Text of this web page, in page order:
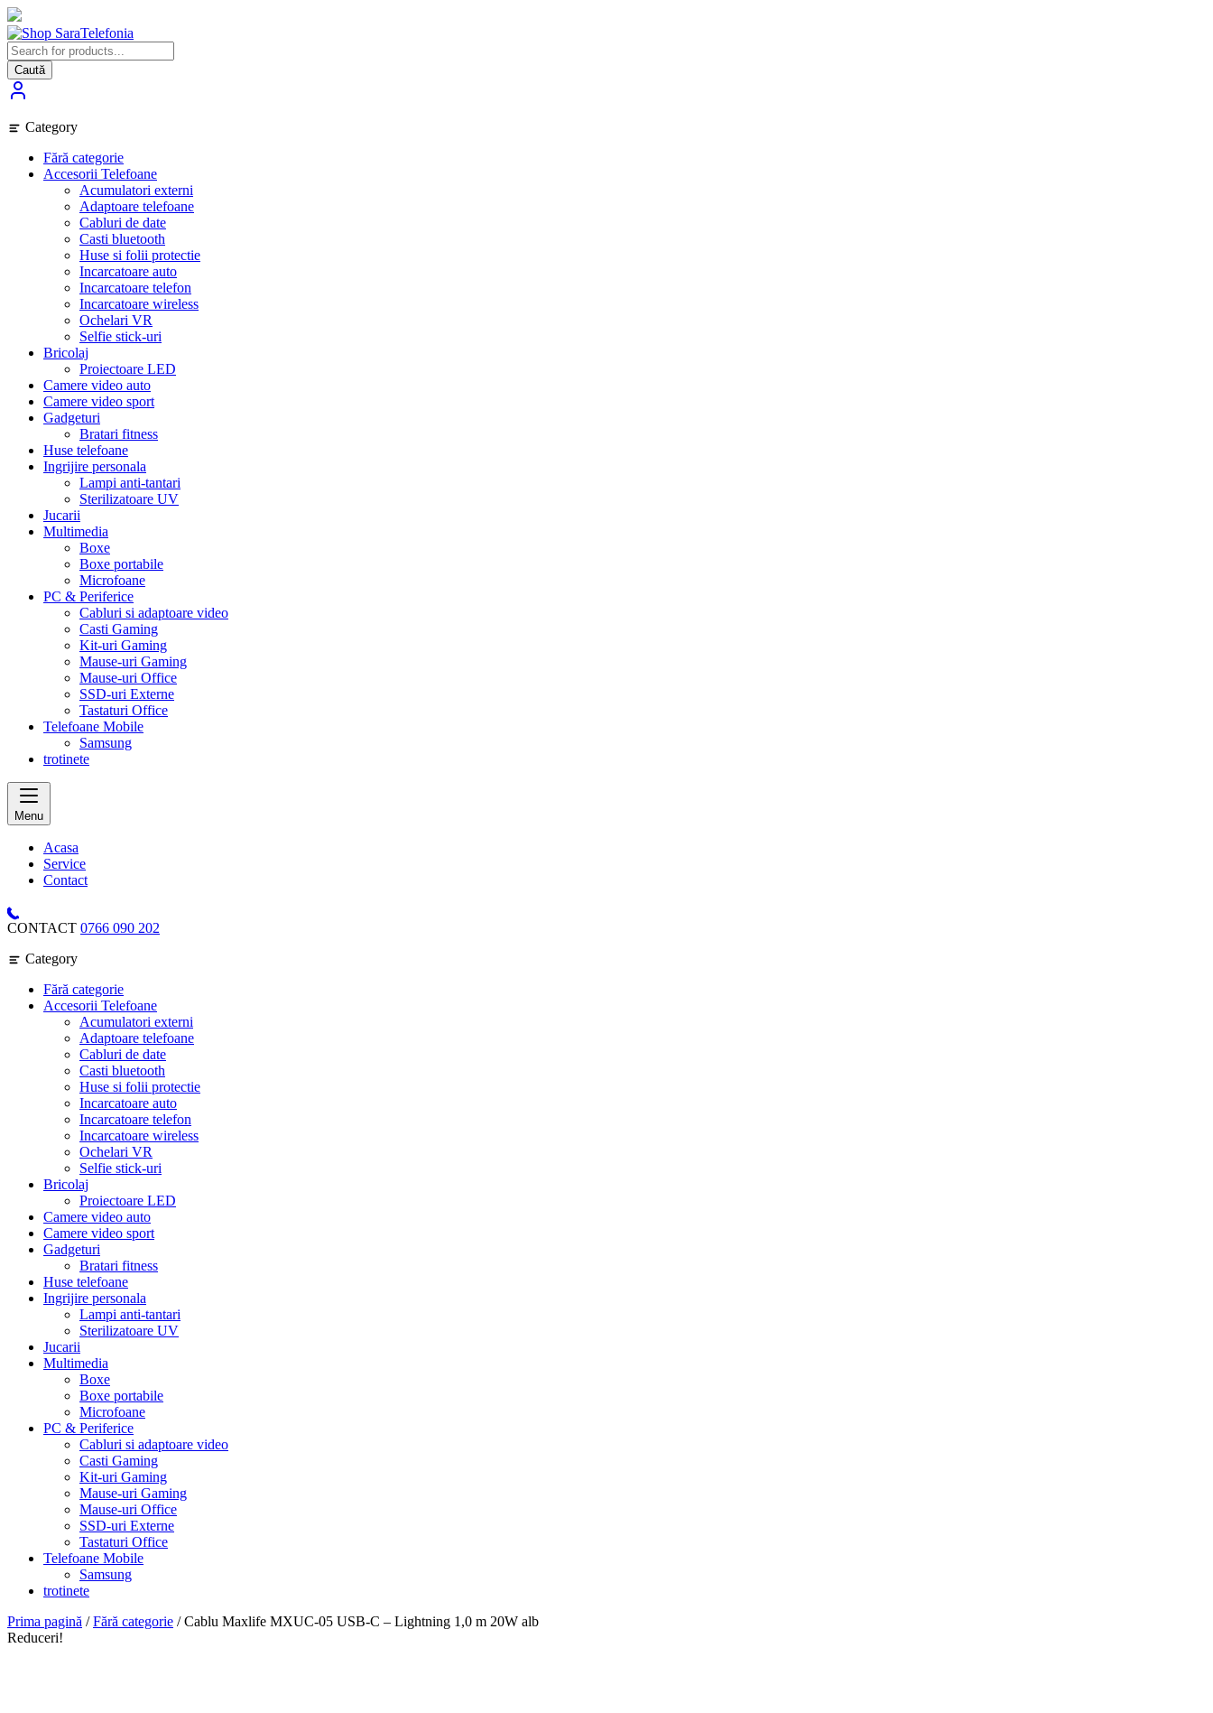
Skip
to
content
Caută
Category
Fără categorie
Accesorii Telefoane
Acumulatori externi
Adaptoare telefoane
Cabluri de date
Casti bluetooth
Huse si folii protectie
Incarcatoare auto
Incarcatoare telefon
Incarcatoare wireless
Ochelari VR
Selfie stick-uri
Bricolaj
Proiectoare LED
Camere video auto
Camere video sport
Gadgeturi
Bratari fitness
Huse telefoane
Ingrijire personala
Lampi anti-tantari
Sterilizatoare UV
Jucarii
Multimedia
Boxe
Boxe portabile
Microfoane
PC & Periferice
Cabluri si adaptoare video
Casti Gaming
Kit-uri Gaming
Mause-uri Gaming
Mause-uri Office
SSD-uri Externe
Tastaturi Office
Telefoane Mobile
Samsung
trotinete
Menu
Acasa
Service
Contact
CONTACT 0766 090 202
Category
Fără categorie
Accesorii Telefoane
Acumulatori externi
Adaptoare telefoane
Cabluri de date
Casti bluetooth
Huse si folii protectie
Incarcatoare auto
Incarcatoare telefon
Incarcatoare wireless
Ochelari VR
Selfie stick-uri
Bricolaj
Proiectoare LED
Camere video auto
Camere video sport
Gadgeturi
Bratari fitness
Huse telefoane
Ingrijire personala
Lampi anti-tantari
Sterilizatoare UV
Jucarii
Multimedia
Boxe
Boxe portabile
Microfoane
PC & Periferice
Cabluri si adaptoare video
Casti Gaming
Kit-uri Gaming
Mause-uri Gaming
Mause-uri Office
SSD-uri Externe
Tastaturi Office
Telefoane Mobile
Samsung
trotinete
Prima pagină /Fără categorie / Cablu Maxlife MXUC-05 USB-C – Lightning 1,0 m 20W alb
Reduceri!